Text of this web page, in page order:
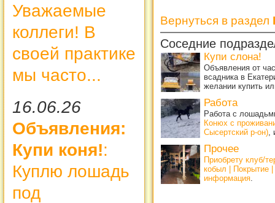
Уважаемые
коллеги! В
своей практике
мы часто...
16.06.26
Объявления:
Купи коня!:
Куплю лошадь
под
Вернуться в раздел
Соседние
Купи слона!
Объявления от
всадника в
желании купить
Работа
Работа с
Конюх с
Сысертский р-он),
Прочее
Приобрету клуб/
кобыл | Покрытие
информация.